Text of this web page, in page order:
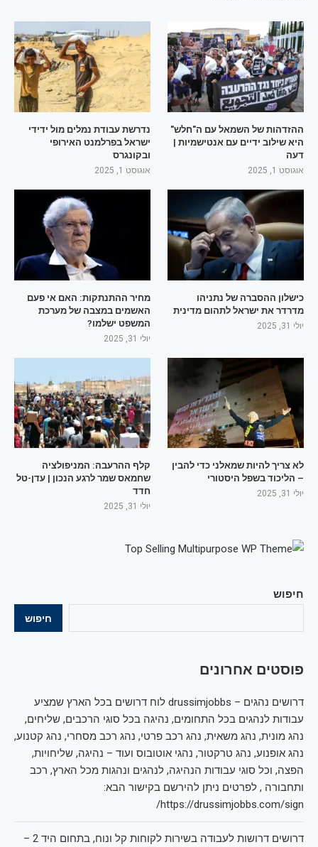
חיפוש
חיפוש
פוסטים אחרונים
דרושים נהגים – drussimjobbs לוח דרושים בכל הארץ שמציע
עבודות לנהגים בכל התחומים, נהיגה בכל סוגי הרכבים, שליחים,
נהג מונית, נהג משאית, נהג רכב פרטי, נהג רכב מסחרי, נהג קטנוע,
נהג אופנוע, נהג טרקטור, נהגי אוטובוס ועוד – נהיגה, שליחויות,
הפצה, וכל סוגי עבודות הנהיגה, לנהגים ונהגות מכל הארץ, רכב
ותחבורה , לפרטים ניתן להירשם בקישור הבא:
https://drussimjobbs.com/sign/
דרושים דרושות לעבודה בשירות לקוחות קל ונוח, בתחום היד 2 –
ההזדהות של השמאל עם ה"חלש"
היא שילוב ידיים עם אנטישמיות |
דעה
אוגוסט 1, 2025
נדרשת עבודת נמלים מול ידידי
ישראל בפרלמנט האירופי
ובקונגרס
אוגוסט 1, 2025
כישלון ההסברה של נתניהו
מדרדר את ישראל לתהום מדינית
יולי 31, 2025
מחיר ההתנתקות: האם אי פעם
האשמים במצבה של מערכת
המשפט ישלמו?
יולי 31, 2025
לא צריך להיות שמאלני כדי להבין
– הליכוד בשפל היסטורי
יולי 31, 2025
קלף ההרעבה: המניפולציה
שחמאס שמר לרגע הנכון | עדן-טל
חדד
יולי 31, 2025